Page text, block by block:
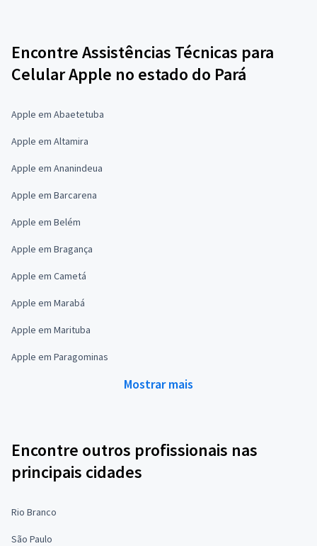
Encontre Assistências Técnicas para
Celular Apple no estado do Pará
Apple em Abaetetuba
Apple em Altamira
Apple em Ananindeua
Apple em Barcarena
Apple em Belém
Apple em Bragança
Apple em Cametá
Apple em Marabá
Apple em Marituba
Apple em Paragominas
Mostrar mais
Encontre outros profissionais nas
principais cidades
Rio Branco
São Paulo